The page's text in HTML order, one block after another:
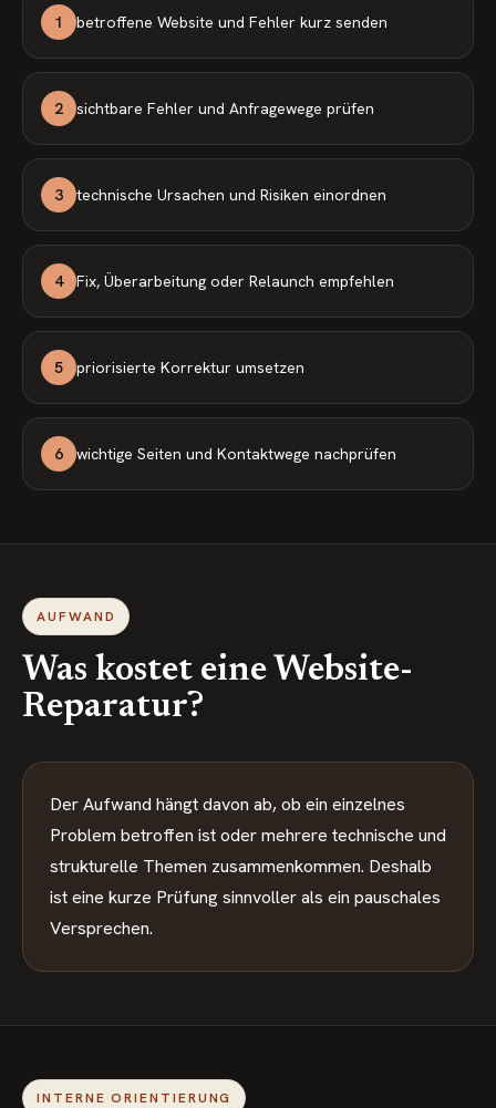
1 betroffene Website und Fehler kurz senden
2 sichtbare Fehler und Anfragewege prüfen
3 technische Ursachen und Risiken einordnen
4 Fix, Überarbeitung oder Relaunch empfehlen
5 priorisierte Korrektur umsetzen
6 wichtige Seiten und Kontaktwege nachprüfen
AUFWAND
Was kostet eine Website-
Reparatur?
Der Aufwand hängt davon ab, ob ein einzelnes
Problem betroffen ist oder mehrere technische und
strukturelle Themen zusammenkommen. Deshalb
ist eine kurze Prüfung sinnvoller als ein pauschales
Versprechen.
INTERNE ORIENTIERUNG